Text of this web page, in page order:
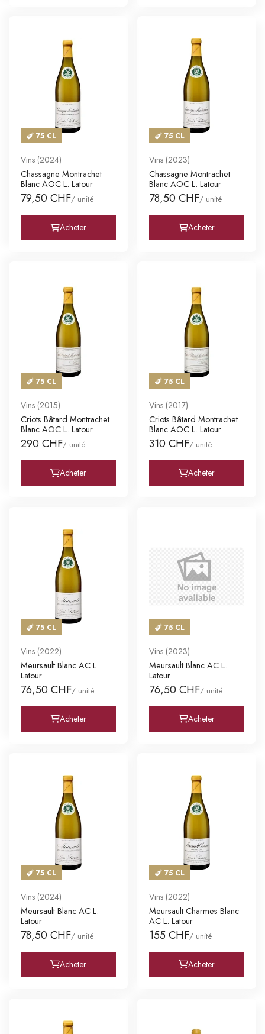
75 CL
Vins (2024)
Chassagne Montrachet
Blanc AOC L. Latour
79,50 CHF/ unité
Acheter
75 CL
Vins (2023)
Chassagne Montrachet
Blanc AOC L. Latour
78,50 CHF/ unité
Acheter
75 CL
Vins (2015)
Criots Bâtard Montrachet
Blanc AOC L. Latour
290 CHF/ unité
Acheter
75 CL
Vins (2017)
Criots Bâtard Montrachet
Blanc AOC L. Latour
310 CHF/ unité
Acheter
75 CL
Vins (2022)
Meursault Blanc AC L.
Latour
76,50 CHF/ unité
Acheter
75 CL
Vins (2023)
Meursault Blanc AC L.
Latour
76,50 CHF/ unité
Acheter
75 CL
Vins (2024)
Meursault Blanc AC L.
Latour
78,50 CHF/ unité
Acheter
75 CL
Vins (2022)
Meursault Charmes Blanc
AC L. Latour
155 CHF/ unité
Acheter